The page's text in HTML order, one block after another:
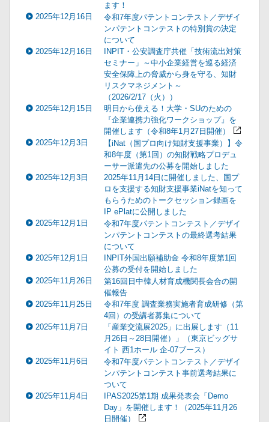
ます！
2025年12月16日
令和7年度パテントコンテスト／デザイ
ンパテントコンテストの特別賞の決定
について
2025年12月16日
INPIT・公安調査庁共催「技術流出対策
セミナー」～中小企業経営を巡る経済
安全保障上の脅威から身を守る、知財
リスクマネジメント～
（2026/2/17（火））
2025年12月15日
明日から使える！大学・SUのための
『企業連携力強化ワークショップ』を
開催します（令和8年1月27日開催）
2025年12月3日
【iNat（国プロ向け知財支援事業）】令
和8年度（第1回）の知財戦略プロデュ
ーサー派遣先の公募を開始しました
2025年12月3日
2025年11月14日に開催しました、国プ
ロを支援する知財支援事業iNatを知って
もらうためのトークセッション録画を
IP ePlatに公開しました
2025年12月1日
令和7年度パテントコンテスト／デザイ
ンパテントコンテストの最終選考結果
について
2025年12月1日
INPIT外国出願補助金 令和8年度第1回
公募の受付を開始しました
2025年11月26日
第16回日中韓人材育成機関長会合の開
催報告
2025年11月25日
令和7年度 調査業務実施者育成研修（第
4回）の受講者募集について
2025年11月7日
「産業交流展2025」に出展します（11
月26日～28日開催）」（東京ビッグサ
イト 西1ホール 企-07ブース）
2025年11月6日
令和7年度パテントコンテスト／デザイ
ンパテントコンテスト事前選考結果に
ついて
2025年11月4日
IPAS2025第1期 成果発表会「Demo
Day」を開催します！（2025年11月26
日開催）